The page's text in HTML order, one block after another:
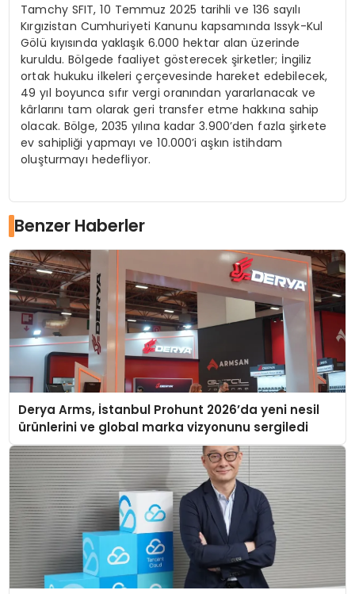
Tamchy SFIT, 10 Temmuz 2025 tarihli ve 136 sayılı
Kırgızistan Cumhuriyeti Kanunu kapsamında Issyk-Kul
Gölü kıyısında yaklaşık 6.000 hektar alan üzerinde
kuruldu. Bölgede faaliyet gösterecek şirketler; İngiliz
ortak hukuku ilkeleri çerçevesinde hareket edebilecek,
49 yıl boyunca sıfır vergi oranından yararlanacak ve
kârlarını tam olarak geri transfer etme hakkına sahip
olacak. Bölge, 2035 yılına kadar 3.900’den fazla şirkete
ev sahipliği yapmayı ve 10.000’i aşkın istihdam
oluşturmayı hedefliyor.
Benzer Haberler
Derya Arms, İstanbul Prohunt 2026’da yeni nesil
ürünlerini ve global marka vizyonunu sergiledi